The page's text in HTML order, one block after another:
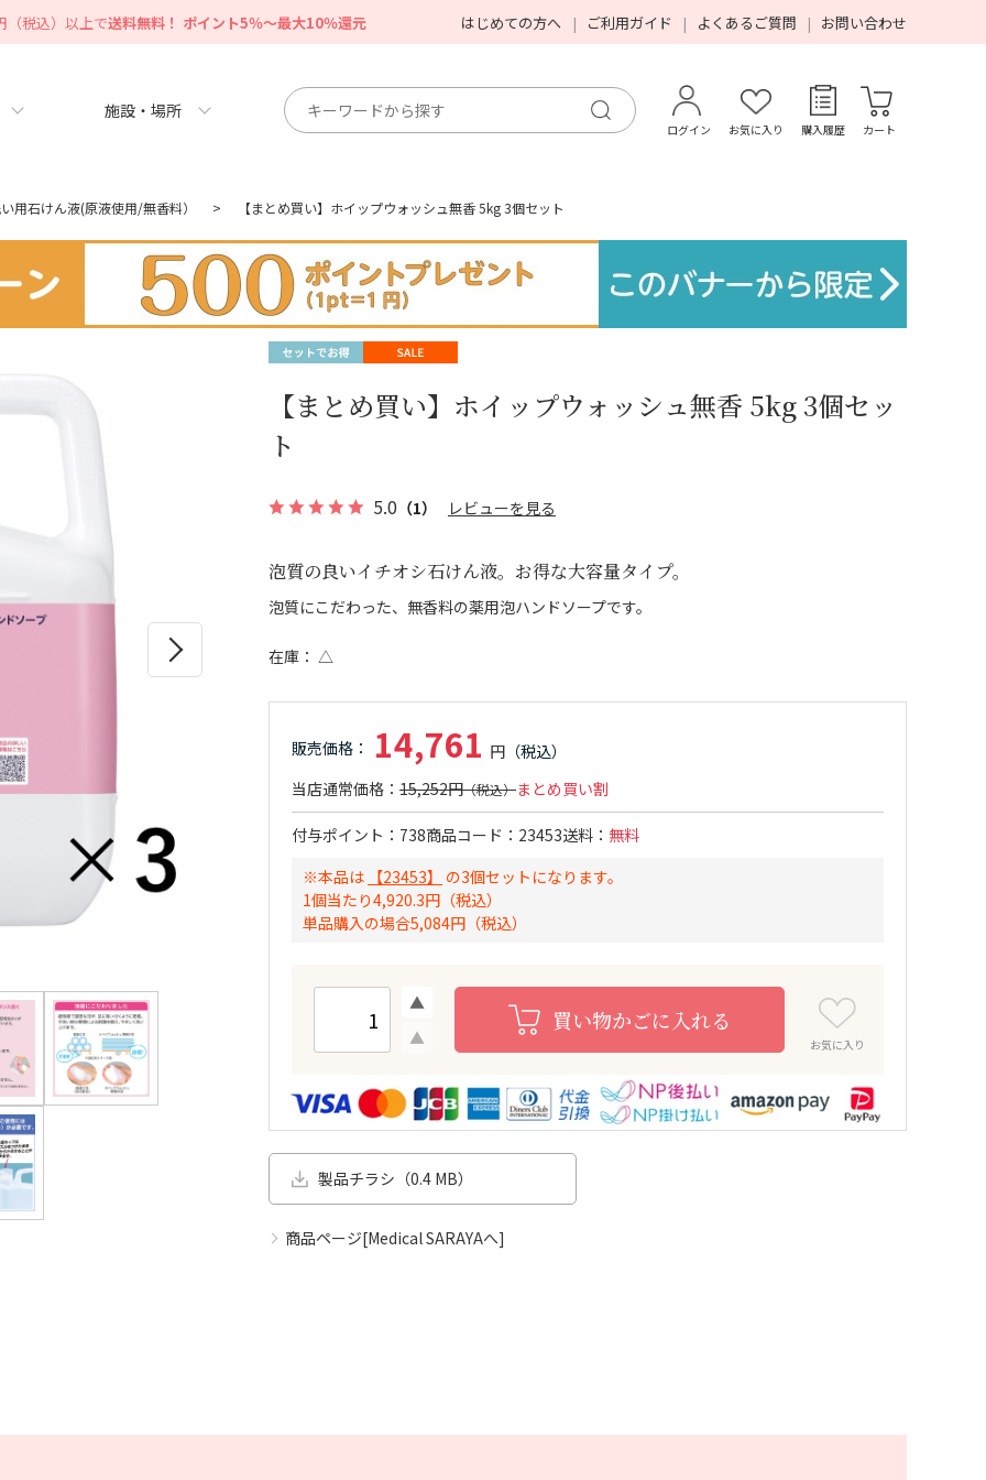
（税込）以上で送料無料！ ポイント5％～最大10％還元 はじめての方へ ご利用ガイド よくあるご質問 お問い合わせ
施設・場所
ログイン お気に入り 購入履歴 カート
用石けん液(原液使用/無香料） > 【まとめ買い】ホイップウォッシュ無香 5kg 3個セット
【まとめ買い】ホイップウォッシュ無香 5kg 3個セッ
ト
5.0 （1） レビューを見る
泡質の良いイチオシ石けん液。お得な大容量タイプ。
泡質にこだわった、無香料の薬用泡ハンドソープです。
在庫 △
14,761
15,252円 まとめ買い割
付与ポイント 738商品コード 23453送料
無料
※本品は 【23453】
の3個セットになります。
1個当たり4,920.3円（税込）
単品購入の場合5,084円（税込）
買い物かごに入れる
お気に入り
製品チラシ（0.4 MB）
商品ページ[Medical SARAYAへ]